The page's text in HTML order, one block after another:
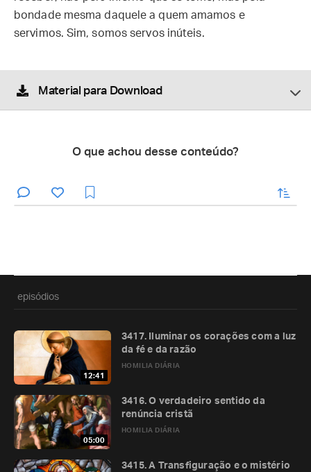
bondade mesma daquele a quem amamos e
servimos. Sim, somos servos inúteis.
Material para Download
O que achou desse conteúdo?
enviar
episódios
12:41
HOMILIA DIÁRIA
3417. Iluminar os corações com a luz
da fé e da razão
05:00
HOMILIA DIÁRIA
3416. O verdadeiro sentido da
renúncia cristã
3415. A Transfiguração e o mistério